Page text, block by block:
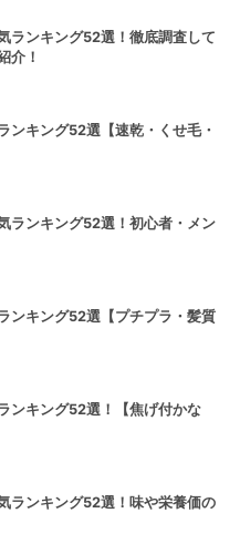
ランキング52選！徹底調査して
介！
ンキング52選【速乾・くせ毛・
ランキング52選！初心者・メン
ンキング52選【プチプラ・髪質
ンキング52選！【焦げ付かな
ランキング52選！味や栄養価の